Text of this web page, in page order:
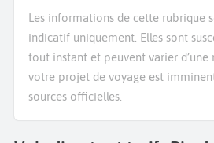
Les informations de cette rubrique
indicatif uniquement. Elles sont
tout instant et peuvent varier d’une
votre projet de voyage est
sources officielles.